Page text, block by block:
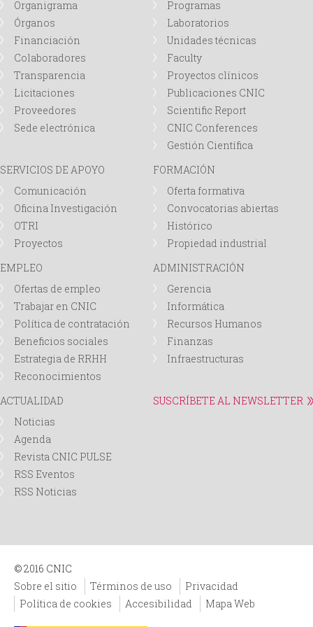
Organigrama
Órganos
Financiación
Colaboradores
Transparencia
Licitaciones
Proveedores
Sede electrónica
Programas
Laboratorios
Unidades técnicas
Faculty
Proyectos clínicos
Publicaciones CNIC
Scientific Report
CNIC Conferences
Gestión Científica
SERVICIOS DE APOYO
Comunicación
Oficina Investigación
OTRI
Proyectos
FORMACIÓN
Oferta formativa
Convocatorias abiertas
Histórico
Propiedad industrial
EMPLEO
Ofertas de empleo
Trabajar en CNIC
Política de contratación
Beneficios sociales
Estrategia de RRHH
Reconocimientos
ADMINISTRACIÓN
Gerencia
Informática
Recursos Humanos
Finanzas
Infraestructuras
ACTUALIDAD
Noticias
Agenda
Revista CNIC PULSE
RSS Eventos
RSS Noticias
SUSCRÍBETE AL NEWSLETTER
© 2016 CNIC
Sobre el sitio
Términos de uso
Privacidad
Política de cookies
Accesibilidad Mapa Web